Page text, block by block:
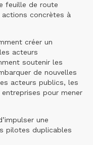
feuille de route
concrètes à
créer un
acteurs
soutenir les
de nouvelles
acteurs publics, les
pour mener
une
pilotes duplicables